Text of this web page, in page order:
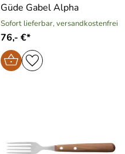
Güde Gabel Alpha
Sofort lieferbar, versandkostenfrei
76,- €*